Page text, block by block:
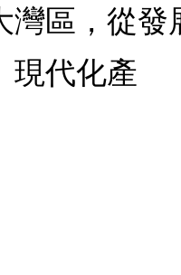
灣區，從
現代化產